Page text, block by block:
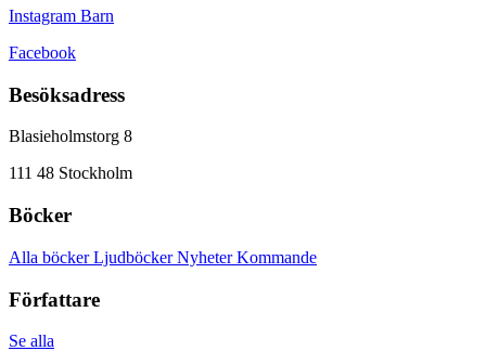
Instagram Barn
Facebook
Besöksadress
Blasieholmstorg 8
111 48 Stockholm
Böcker
Alla böckerLjudböckerNyheterKommande
Författare
Se alla